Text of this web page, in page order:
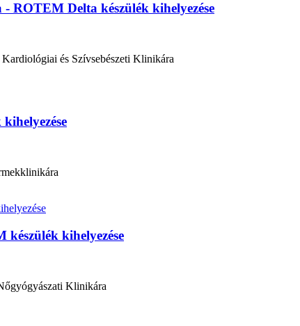
ROTEM Delta készülék kihelyezése
és Szívsebészeti Klinikára
készülék kihelyezése
Klinikára